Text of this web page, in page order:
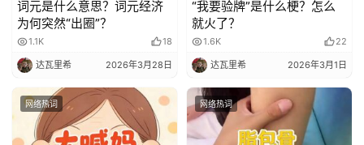
词
常
用
贺
词
注册
词元是什么意思？词元经济
为何突然“出圈”？
1.1K 18
达瓦里希 2026年3月28日
“我要验牌”是什么梗？怎么
就火了？
1.6K 22
达瓦里希 2026年3月1日
网络热词 网络热词